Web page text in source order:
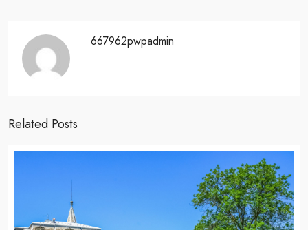
667962pwpadmin
Related Posts